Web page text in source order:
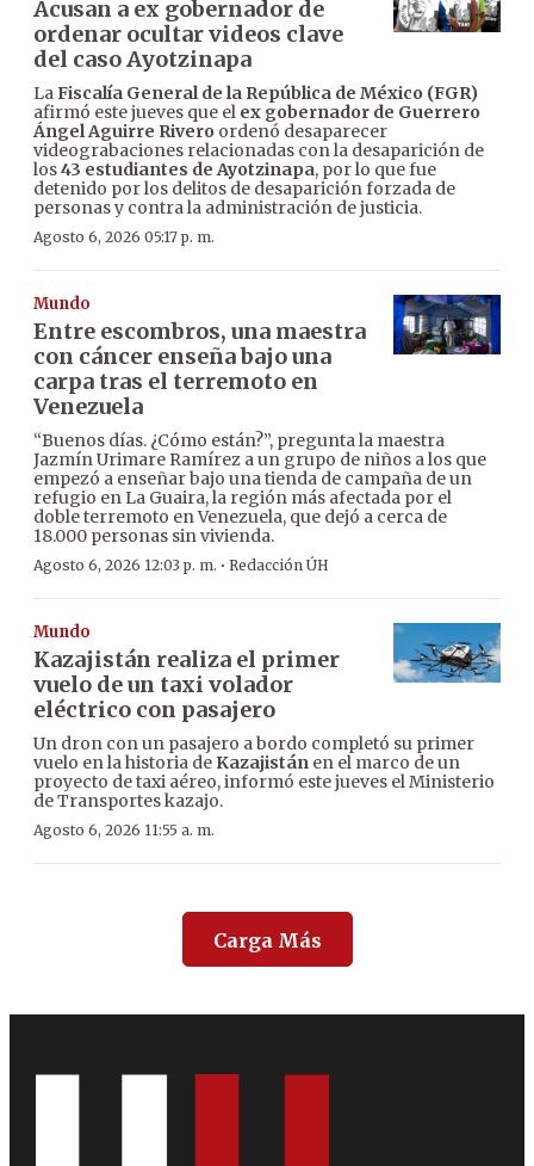
Acusan a ex gobernador de
ordenar ocultar videos clave
del caso Ayotzinapa
LaFiscalía General de la República de México (FGR)
afirmó este jueves que el ex gobernador de Guerrero
Ángel Aguirre Rivero ordenó desaparecer
videograbaciones relacionadas con la desaparición de
los43 estudiantes de Ayotzinapa, por lo que fue
detenido por los delitos de desaparición forzada de
personas y contra la administración de justicia.
Agosto 6, 2026 05:17 p. m.
Mundo
Entre escombros, una maestra
con cáncer enseña bajo una
carpa tras el terremoto en
Venezuela
“Buenos días. ¿Cómo están?”, pregunta la maestra
Jazmín Urimare Ramírez a un grupo de niños a los que
empezó a enseñar bajo una tienda de campaña de un
refugio en La Guaira, la región más afectada por el
doble terremoto en Venezuela, que dejó a cerca de
18.000 personas sin vivienda.
Agosto 6, 2026 12:03 p. m. · Redacción ÚH
Mundo
Kazajistán realiza el primer
vuelo de un taxi volador
eléctrico con pasajero
Un dron con un pasajero a bordo completó su primer
vuelo en la historia de Kazajistán en el marco de un
proyecto de taxi aéreo, informó este jueves el Ministerio
de Transportes kazajo.
Agosto 6, 2026 11:55 a. m.
Carga Más